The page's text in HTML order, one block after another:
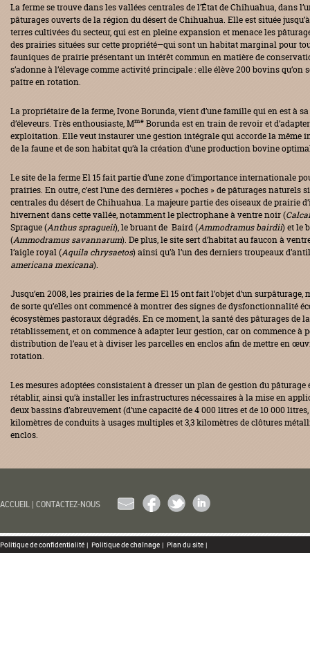
La ferme se trouve dans les vallées centrales de l’État de Chihuahua, dans
pâturages ouverts de la région du désert de Chihuahua. Elle est située
terres cultivées du secteur, qui est en pleine expansion et menace les
des prairies situées sur cette propriété—qui sont un habitat marginal pour
fauniques de prairie présentant un intérêt commun en matière de
s’adonne à l’élevage comme activité principale : elle élève 200 bovins qu’on
paître en rotation.
La propriétaire de la ferme, Ivone Borunda, vient d’une famille qui en est à
d’éleveurs. Très enthousiaste, Mme Borunda est en train de revoir et
exploitation. Elle veut instaurer une gestion intégrale qui accorde la même
de la faune et de son habitat qu’à la création d’une production bovine
Le site de la ferme El 15 fait partie d’une zone d’importance internationale
prairies. En outre, c’est l’une des dernières « poches » de pâturages naturels
centrales du désert de Chihuahua. La majeure partie des oiseaux de prairie
hivernent dans cette vallée, notamment le plectrophane à ventre noir (
Sprague (Anthus spragueii), le bruant de Baird (Ammodramus bairdii) et le
(Ammodramus savannarum). De plus, le site sert d’habitat au faucon à
l’aigle royal (Aquila chrysaetos) ainsi qu’à l’un des derniers troupeaux
americana mexicana).
Jusqu’en 2008, les prairies de la ferme El 15 ont fait l’objet d’un surpâturage,
de sorte qu’elles ont commencé à montrer des signes de dysfonctionnalité
écosystèmes pastoraux dégradés. En ce moment, la santé des pâturages de
rétablissement, et on commence à adapter leur gestion, car on commence à
distribution de l’eau et à diviser les parcelles en enclos afin de mettre en
rotation.
Les mesures adoptées consistaient à dresser un plan de gestion du pâturage
rétablir, ainsi qu’à installer les infrastructures nécessaires à la mise en
deux bassins d’abreuvement (d’une capacité de 4 000 litres et de 10 000
kilomètres de conduits à usages multiples et 3,3 kilomètres de clôtures
enclos.
ACCUEIL | CONTACTEZ-NOUS
Politique de confidentialité | Politique de chaînage | Plan du site |